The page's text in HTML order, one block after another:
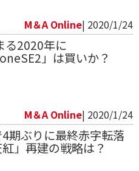
M＆A Online| 2020/1/24
る2020年に
」は買いか？
M＆A Online| 2020/1/24
期ぶりに最終赤字転落
」再建の戦略は？